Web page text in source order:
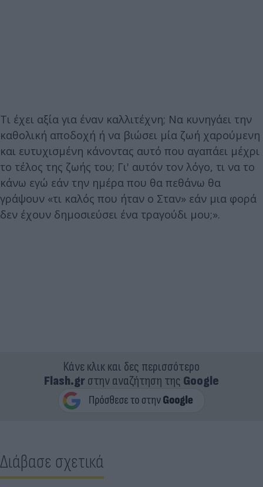
Τι έχει αξία για έναν καλλιτέχνη; Να κυνηγάει την
καθολική αποδοχή ή να βιώσει μία ζωή χαρούμενη
και ευτυχισμένη κάνοντας αυτό που αγαπάει μέχρι
το τέλος της ζωής του; Γι' αυτόν τον λόγο, τι να το
κάνω εγώ εάν την ημέρα που θα πεθάνω θα
γράψουν «τι καλός που ήταν ο Σταν» εάν μια φορά
δεν έχουν δημοσιεύσει ένα τραγούδι μου;».
Κάνε κλικ και δες περισσότερο
Flash.grστην αναζήτηση της Google
Διάβασε σχετικά